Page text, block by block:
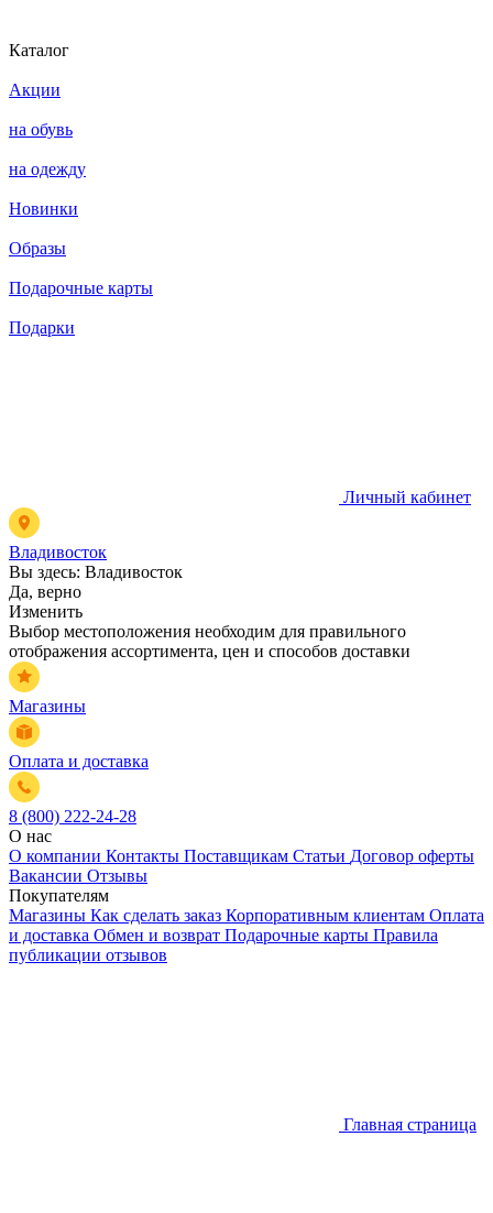
Каталог
Акции
на обувь
на одежду
Новинки
Образы
Подарочные карты
Подарки
Личный кабинет
Владивосток
Вы здесь: Владивосток
Да, верно
Изменить
Выбор местоположения необходим для правильного
отображения ассортимента, цен и способов доставки
Магазины
Оплата и доставка
8 (800) 222-24-28
О нас
О компании Контакты Поставщикам Статьи Договор оферты
Вакансии Отзывы
Покупателям
Магазины Как сделать заказ Корпоративным клиентам Оплата
и доставка Обмен и возврат Подарочные карты Правила
публикации отзывов
Главная страница